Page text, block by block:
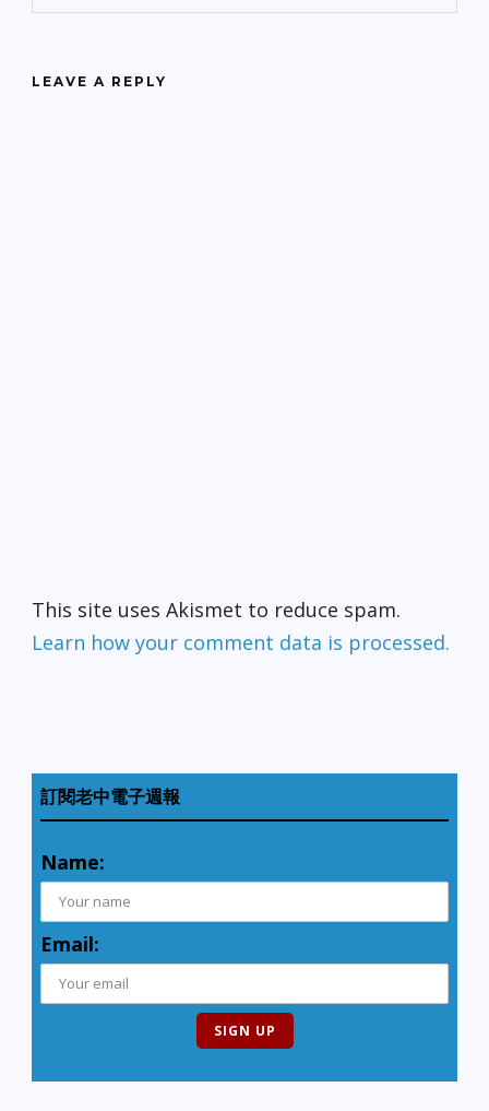
LEAVE A REPLY
This site uses Akismet to reduce spam.
Learn how your comment data is processed.
訂閱老中電子週報
Name:
Email: